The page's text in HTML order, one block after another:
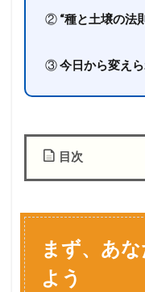
② “種と土壌の法
③今日から変え
目次
、
あ
な
た
まず、あ
よう